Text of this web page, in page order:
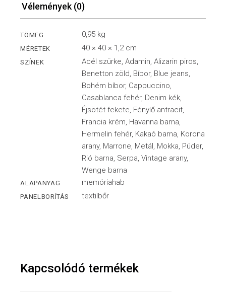
Vélemények (0)
TÖMEG 0,95 kg
MÉRETEK 40 × 40 × 1,2 cm
SZÍNEK
Acél szürke, Adamin, Alizarin piros,
Benetton zöld, Bíbor, Blue jeans,
Bohém bíbor, Cappuccino,
Casablanca fehér, Denim kék,
Éjsötét fekete, Fénylő antracit,
Francia krém, Havanna barna,
Hermelin fehér, Kakaó barna, Korona
arany, Marrone, Metál, Mokka, Púder,
Rió barna, Serpa, Vintage arany,
Wenge barna
ALAPANYAG memóriahab
PANELBORÍTÁS textilbőr
Kapcsolódó termékek